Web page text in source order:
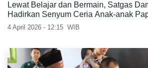
Lewat Belajar dan Bermain, Satgas
Hadirkan Senyum Ceria Anak-anak
Paskah
4 April 2026 - 12:15 WIB